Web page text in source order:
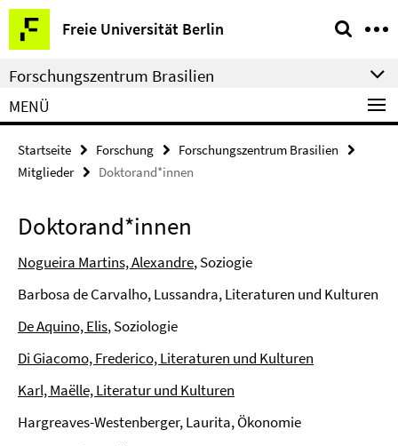
Springe
direkt
zu
Inhalt
Freie Universität Berlin
Service-
Navigation
Forschungszentrum Brasilien
MENÜ
Startseite Forschung
Forschungszentrum Brasilien
Mitglieder
Doktorand*innen
Doktorand*innen
Nogueira Martins, Alexandre, Soziogie
Barbosa de Carvalho, Lussandra, Literaturen und Kulturen
De Aquino, Elis, Soziologie
Di Giacomo, Frederico, Literaturen und Kulturen
Karl, Maëlle, Literatur und Kulturen
Hargreaves-Westenberger, Laurita, Ökonomie